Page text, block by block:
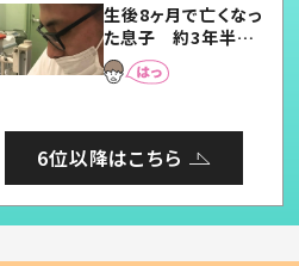
まらない」「幸せにな
れる」
生後8ヶ月で亡くなっ
た息子 約3年半
後、当時の妻の日記
に書いてあった本音
6位以降はこちら